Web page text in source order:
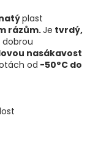
plast
rázům.Je tvrdý,
dobrou
nasákavost
od -50°C do